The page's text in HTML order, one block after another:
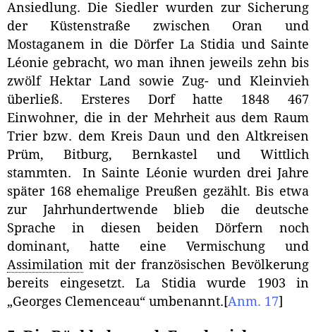
Ansiedlung. Die Siedler wurden zur Sicherung
der Küstenstraße zwischen Oran und
Mostaganem in die Dörfer La Stidia und Sainte
Léonie gebracht, wo man ihnen jeweils zehn bis
zwölf Hektar Land sowie Zug- und Kleinvieh
überließ. Ersteres Dorf hatte 1848 467
Einwohner, die in der Mehrheit aus dem Raum
Trier bzw. dem Kreis Daun und den Altkreisen
Prüm, Bitburg, Bernkastel und Wittlich
stammten. In Sainte Léonie wurden drei Jahre
später 168 ehemalige Preußen gezählt. Bis etwa
zur Jahrhundertwende blieb die deutsche
Sprache in diesen beiden Dörfern noch
dominant, hatte eine Vermischung und
Assimilation mit der französischen Bevölkerung
bereits eingesetzt. La Stidia wurde 1903 in
„Georges Clemenceau“ umbenannt. [Anm. 17]